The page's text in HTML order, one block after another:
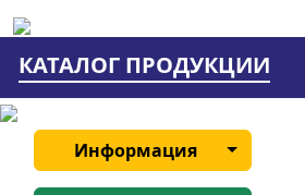
КАТАЛОГ ПРОДУКЦИИ
Информация